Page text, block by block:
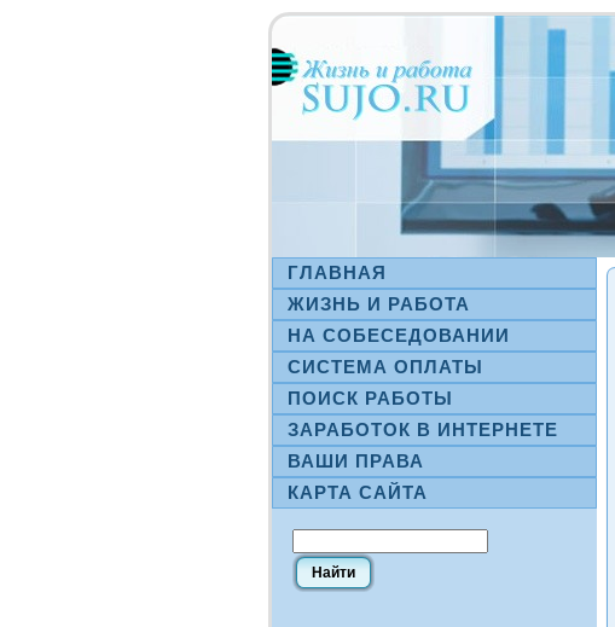
ГЛАВНАЯ
ЖИЗНЬ И РАБОТА
НА СΟБЕСЕДОВАНИИ
СИСТЕМА ОПЛАТЫ
ПОИСК РАБОТЫ
ЗАРАБОТОК В ИНТЕРНЕТЕ
ВАШИ ПРАВА
КАРТА САЙТА